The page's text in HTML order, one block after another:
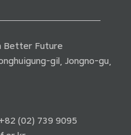
Better Future
gil, Jongno-gu,
(02) 739 9095